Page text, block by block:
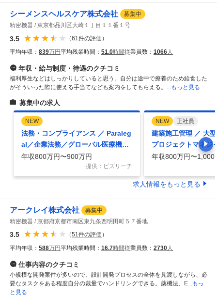
シーメンスヘルスケア株式会社
募集中
精密機器
東京都品川区大崎１丁目１１番１号
3.5 （61件の評価 ）
平均年収： 839万円平均残業時間： 51.0時間従業員数： 1066人
年収・給与制度・待遇のクチコミ
福利厚生などはしっかりしていると思う。自分は途中で療養のため給食した
がそういった際に使える手当てなども案内をしてもらえる。 ...もっと見る
募集中の求人
NEW
法務・コンプライアンス ／ Paraleg
al／企業法務／グローバル医療機器
メーカー／英語力を活かせる環境／
リモートワーク／フルフレックス
年収800万円〜900万円
提供：ビズリーチ
NEW 正社員
建築施工管理 ／ 大
プロジェクトマネジ
理・設備導入）
年収800万円〜1,000
求人情報をもっと見る
アークレイ株式会社
募集中
精密機器
京都府京都市南区東九条西明田町５７番地
3.5 （51件の評価 ）
平均年収： 588万円平均残業時間： 16.7時間従業員数： 2730人
仕事内容のクチコミ
小規模な開発案件が多いので、設計開発プロセスの全体を見渡しながら、必
要なタスクをある程度自分の裁量でハンドリングできる。薬機法、E...もっ
と見る